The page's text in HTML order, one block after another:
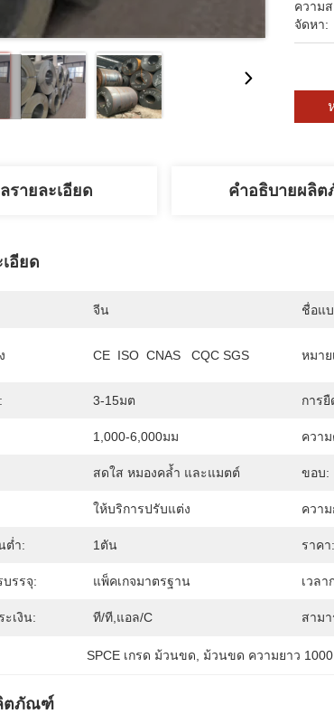
ความ
จัดหา:
รายละเอียด คำอธิบายผลิ
อียด
จีน ชื่อแ
CE  ISO  CNAS   CQC SGS หมา
3-15มต การยื
1,000-6,000มม ควา
สดใส หมองคล้ำ และแมตต์ ขอบ:
ให้บริการปรับแต่ง ความ
ต่ำ: 1ตัน ราคา:
บรรจุ: แพ็คเกจมาตรฐาน เวลา
ะเงิน: ที/ที,แอล/C สาม
SPCE เกรด ม้วนขด ม้วนขด ความยาว 1000
ตภัณฑ์